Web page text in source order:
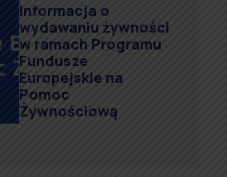
Informacja o
wydawaniu żywności
w ramach Programu
Fundusze
Europejskie na
Pomoc
Żywnościową